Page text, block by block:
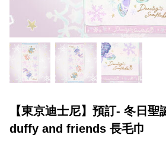
【東京迪士尼】預訂- 冬日聖
duffy and friends 長毛巾